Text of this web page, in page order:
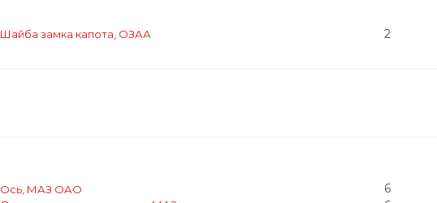
Шайба замка капота, ОЗАА 2
Ось, МАЗ ОАО
6